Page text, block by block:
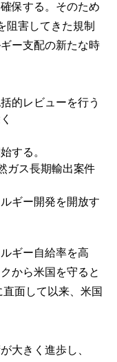
保する。そのため
阻害してきた規制
ー支配の新たな時
的レビューを行う
する。
ガス長期輸出案件
ギー開発を開放す
ギー自給率を高
から米国を守ると
面して以来、米国
大きく進歩し、